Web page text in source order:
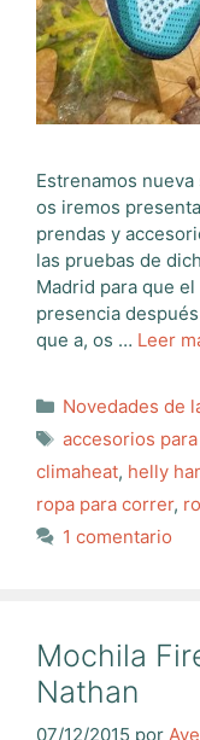
Estrenamos
os iremos
prendas y
las pruebas de
Madrid para que
presencia
que a, os … Leer
Categorías
Novedades de
Etiquetas
accesorios
climaheat, helly
ropa para correr,
1 comentario
Mochila
Nathan
07/12/2015 por